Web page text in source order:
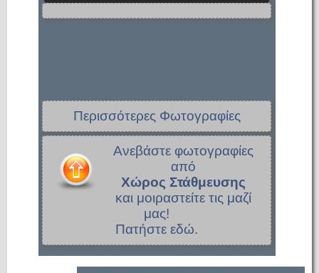
Περισσότερες Φωτογραφίες
Ανεβάστε φωτογραφίες
από
Χώρος Στάθμευσης
και μοιραστείτε τις μαζί
μας!
Πατήστε εδώ.